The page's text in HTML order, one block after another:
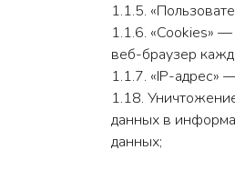
1.1.5.
1.1.6. «Cookies»
веб-браузер
1.1.7. «IP-адрес»
1.18.
данных в
данных;